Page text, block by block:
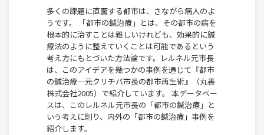
多くの課題に直面する都市は、さながら病人のよ
うです。 「都市の鍼治療」とは、その都市の病を
根本的に治すことは難しいけれども、効果的に鍼
療法のように整えていくことは可能であるという
考え方にもとづいた方法論です。レルネル元市長
は、このアイデアを幾つかの事例を通じて『都市
の鍼治療―元クリチバ市長の都市再生術』（丸善
株式会社2005）で紹介しています。 本データベー
スは、このレルネル元市長の「都市の鍼治療」と
いう考えに則り、内外の「都市の鍼治療」事例を
紹介します。